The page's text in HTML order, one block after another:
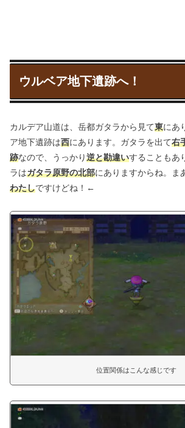
ウルベア地下遺跡へ！
カルデア山道は、岳都ガタラから見て東にあ
ア地下遺跡は西にあります。ガタラを出て右
跡なので、うっかり逆と勘違いすることもあ
ラはガタラ原野の北部にありますからね。ま
わたしですけどね！←
位置関係はこんな感じです